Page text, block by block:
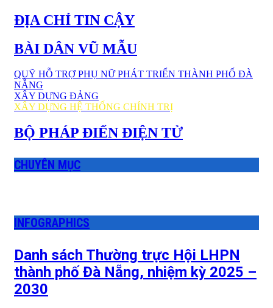
ĐỊA CHỈ TIN CẬY
BÀI DÂN VŨ MẪU
QUỸ HỖ TRỢ PHỤ NỮ PHÁT TRIỂN THÀNH PHỐ ĐÀ
NẴNG
XÂY DỰNG ĐẢNG
XÂY DỰNG HỆ THỐNG CHÍNH TRỊ
BỘ PHÁP ĐIỂN ĐIỆN TỬ
CHUYÊN MỤC
INFOGRAPHICS
Danh sách Thường trực Hội LHPN
thành phố Đà Nẵng, nhiệm kỳ 2025 –
2030